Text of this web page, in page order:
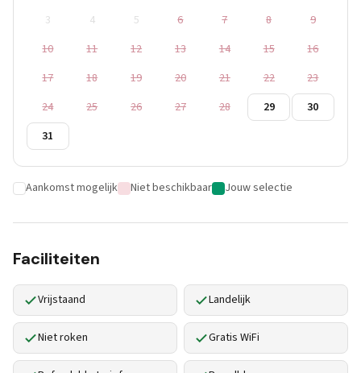
3
4 5 6 7 8
9
10
11 12 13 14 15
16
17
18 19 20 21 22
23
24
25 26 27 28 29
30
31
Aankomst mogelijk Niet beschikbaar Jouw selectie
Faciliteiten
Vrijstaand Landelijk
Niet roken Gratis WiFi